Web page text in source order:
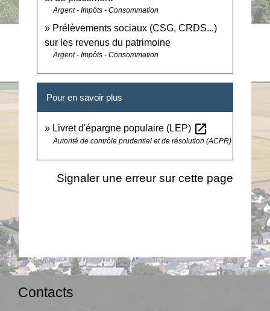
Argent - Impôts - Consommation
Prélèvements sociaux (CSG, CRDS...)
sur les revenus du patrimoine
Argent - Impôts - Consommation
Pour en savoir plus
Livret d'épargne populaire (LEP) open_in_new
Autorité de contrôle prudentiel et de résolution (ACPR)
Signaler une erreur sur cette page
Contacts